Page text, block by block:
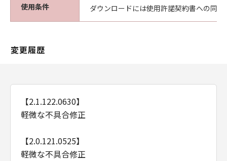
使用条件 ダウンロードには使用許諾契約書への同意
変更履歴
【2.1.122.0630】
軽微な不具合修正
【2.0.121.0525】
軽微な不具合修正